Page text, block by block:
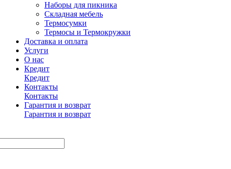
Наборы для пикника
Складная мебель
Термосумки
Термосы и Термокружки
Доставка и оплата
Услуги
О нас
Кредит
Кредит
Контакты
Контакты
Гарантия и возврат
Гарантия и возврат